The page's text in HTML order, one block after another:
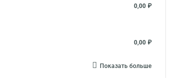
0,00 ₽
0,00 ₽
Показать больше